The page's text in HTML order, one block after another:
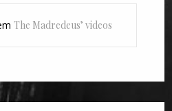
The Madredeus’ videos